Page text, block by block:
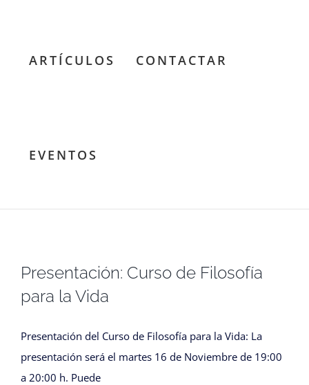
ARTÍCULOS CONTACTAR
EVENTOS
Presentación: Curso de Filosofía
para la Vida
Presentación del Curso de Filosofía para la Vida: La
presentación será el martes 16 de Noviembre de 19:00
a 20:00 h. Puede